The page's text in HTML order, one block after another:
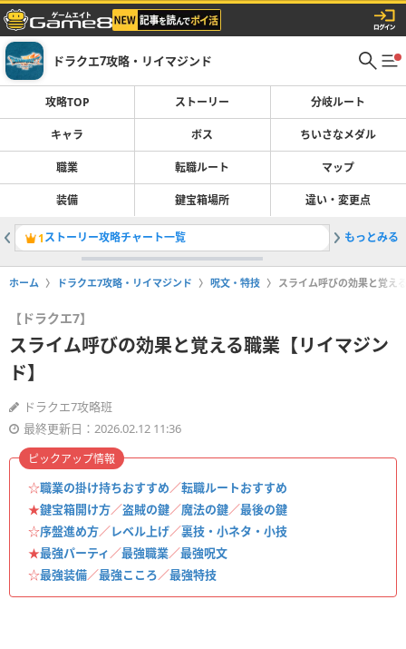
ドラクエ7攻略・リイマジンド
攻略TOP ストーリー 分岐ルート
キャラ ボス ちいさなメダル
職業 転職ルート マップ
装備 鍵宝箱場所 違い・変更点
1ストーリー攻略チャート一覧 2転職ル
もっとみる
ホーム ドラクエ7攻略・リイマジンド 呪文・特技 スライム呼びの効果と覚え
【ドラクエ7】
スライム呼びの効果と覚える職業【リイマジン
ド】
ドラクエ7攻略班
最終更新日：2026.02.12 11:36
☆職業の掛け持ちおすすめ／転職ルートおすすめ
★鍵宝箱開け方／盗賊の鍵／魔法の鍵／最後の鍵
☆序盤進め方／レベル上げ／裏技・小ネタ・小技
★最強パーティ／最強職業／最強呪文
☆最強装備／最強こころ／最強特技
ピックアップ情報